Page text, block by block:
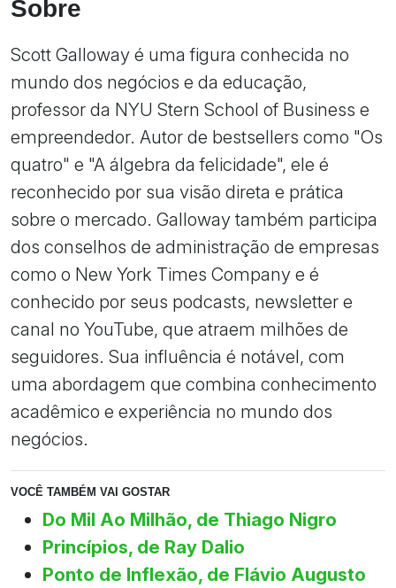
Sobre
Scott Galloway é uma figura conhecida no
mundo dos negócios e da educação,
professor da NYU Stern School of Business e
empreendedor. Autor de bestsellers como "Os
quatro" e "A álgebra da felicidade", ele é
reconhecido por sua visão direta e prática
sobre o mercado. Galloway também participa
dos conselhos de administração de empresas
como o New York Times Company e é
conhecido por seus podcasts, newsletter e
canal no YouTube, que atraem milhões de
seguidores. Sua influência é notável, com
uma abordagem que combina conhecimento
acadêmico e experiência no mundo dos
negócios.
VOCÊ TAMBÉM VAI GOSTAR
Do Mil Ao Milhão, de Thiago Nigro
Princípios, de Ray Dalio
Ponto de Inflexão, de Flávio Augusto